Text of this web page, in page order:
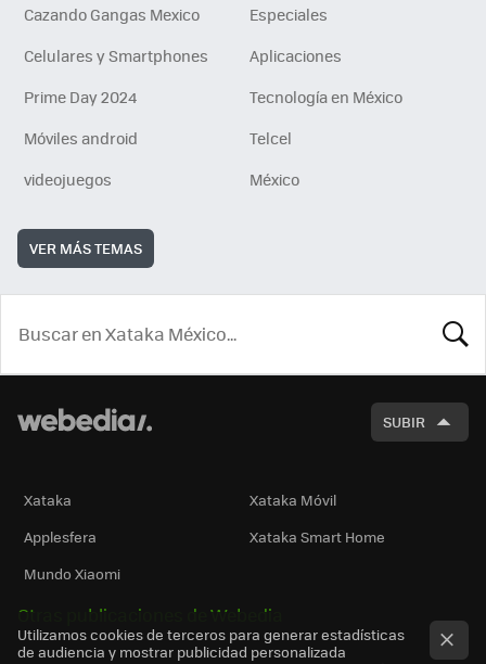
Cazando Gangas Mexico
Especiales
Celulares y Smartphones
Aplicaciones
Prime Day 2024
Tecnología en México
Móviles android
Telcel
videojuegos
México
VER MÁS TEMAS
SUBIR
Xataka
Xataka Móvil
Applesfera
Xataka Smart Home
Mundo Xiaomi
Otras publicaciones de Webedia
Utilizamos cookies de terceros para generar estadísticas
de audiencia y mostrar publicidad personalizada